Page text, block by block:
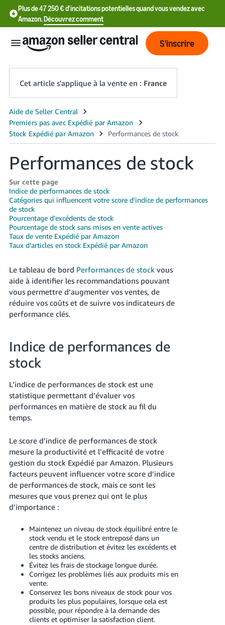
Plus de 47 250 € d'incitations potentielles quand vous vendez avec
Amazon.Découvrez comment
中
文
-
CN
中
文
-
TW
Deutsch
- DE
Français
- FR
Italiano
- IT
日
本
語
-
JP
한
어
-
KR
Español
- ES
- FR
Login
S'inscrire
S'inscrire
Cet article s'applique à la vente en : France
Performances de stock
Sur cette page
Indice de performances de stock
Catégories qui influencent votre score d’indice de performances
de stock
Pourcentage d’excédents de stock
Pourcentage de stock sans mises en vente actives
Taux de vente Expédié par Amazon
Taux d’articles en stock Expédié par Amazon
Le tableau de bord Performances de stockvous
aide à identifier les recommandations pouvant
vous permettre d’augmenter vos ventes, de
réduire vos coûts et de suivre vos indicateurs de
performance clés.
Indice de performances de
stock
L’indice de performances de stock est une
statistique permettant d’évaluer vos
performances en matière de stock au fil du
temps.
Le score d’indice de performances de stock
mesure la productivité et l’efficacité de votre
gestion du stock Expédié par Amazon. Plusieurs
facteurs peuvent influencer votre score d’indice
de performances de stock, mais ce sont les
mesures que vous prenez qui ont le plus
d’importance :
Maintenez un niveau de stock équilibré entre le
stock vendu et le stock entreposé dans un
centre de distribution et évitez les excédents et
les stocks anciens.
Évitez les frais de stockage longue durée.
Corrigez les problèmes liés aux produits mis en
vente.
Conservez les bons niveaux de stock pour vos
produits les plus populaires, lorsque cela est
possible, pour répondre à la demande des
clients et optimiser la satisfaction client.